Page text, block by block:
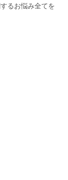
るお悩み全てを